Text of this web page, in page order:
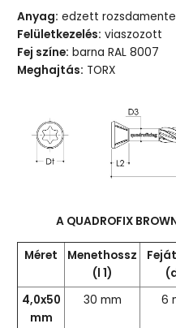
Anyag: edzett
Felületkezelés: viaszozott
Fej színe: barna RAL 8007
Meghajtás: TORX
A QUADROFIX
Méret
Menethossz
(l 1)
4,0x50
mm
30 mm 6